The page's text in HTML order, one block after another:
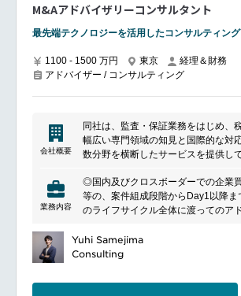
M&Aアドバイザリーコンサルタント
最先端テクノロジーを活用したコンサルティング
1100 - 1500 万円 東京
経理＆財務
アドバイザー / コンサルティング
会社概要
同社は、監査・保証業務をはじめ、
幅広い専門領域の知見と国際的な対
数分野を横断したサービスを提供し
まで、一貫した支援を通じて、クラ
成長や新たな価値創出を支援してい
業務内容
◎国内及びクロスボーダーでの企業
等の、案件組成段階からDay1以降ま
のライフサイクル全体に渡ってのア
ェンスなど
●M&A前の戦略のサポート：ITコスト
●M&A後の戦略のサポート：PMIにお
Yuhi Samejima
Consulting